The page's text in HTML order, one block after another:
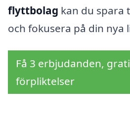
flyttbolag kan du spara
och fokusera på din nya
Få 3 erbjudanden,
förpliktelser